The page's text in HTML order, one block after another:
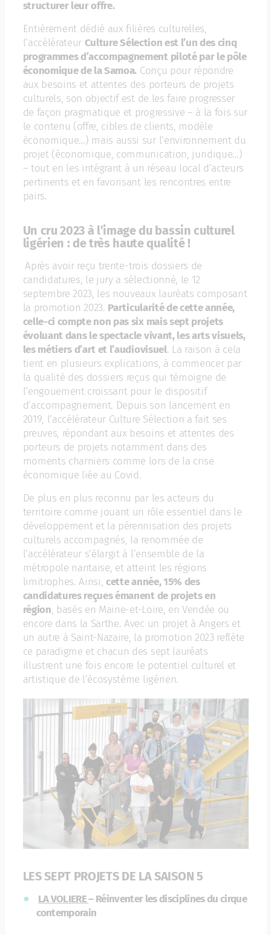
structurer leur offre.
Entièrement dédié aux filières culturelles,
l’accélérateur Culture Sélection est l’un des cinq
programmes d’accompagnement piloté par le pôle
économique de la Samoa. Conçu pour répondre
aux besoins et attentes des porteurs de projets
culturels, son objectif est de les faire progresser
de façon pragmatique et progressive – à la fois sur
le contenu (offre, cibles de clients, modèle
économique…) mais aussi sur l’environnement du
projet (économique, communication, juridique…)
– tout en les intégrant à un réseau local d’acteurs
pertinents et en favorisant les rencontres entre
pairs.
Un cru 2023 à l’image du bassin culturel
ligérien : de très haute qualité !
Après avoir reçu trente-trois dossiers de
candidatures, le jury a sélectionné, le 12
septembre 2023, les nouveaux lauréats composant
la promotion 2023. Particularité de cette année,
celle-ci compte non pas six mais sept projets
évoluant dans le spectacle vivant, les arts visuels,
les métiers d’art et l’audiovisuel. La raison à cela
tient en plusieurs explications, à commencer par
la qualité des dossiers reçus qui témoigne de
l’engouement croissant pour le dispositif
d’accompagnement. Depuis son lancement en
2019, l’accélérateur Culture Sélection a fait ses
preuves, répondant aux besoins et attentes des
porteurs de projets notamment dans des
moments charniers comme lors de la crise
économique liée au Covid.
De plus en plus reconnu par les acteurs du
territoire comme jouant un rôle essentiel dans le
développement et la pérennisation des projets
culturels accompagnés, la renommée de
l’accélérateur s’élargit à l’ensemble de la
métropole nantaise, et atteint les régions
limitrophes. Ainsi,cette année, 15% des
candidatures reçues émanent de projets en
région, basés en Maine-et-Loire, en Vendée ou
encore dans la Sarthe. Avec un projet à Angers et
un autre à Saint-Nazaire, la promotion 2023 reflète
ce paradigme et chacun des sept lauréats
illustrent une fois encore le potentiel culturel et
artistique de l’écosystème ligérien.
LES SEPT PROJETS DE LA SAISON 5
LA VOLIERE– Réinventer les disciplines du cirque
contemporain